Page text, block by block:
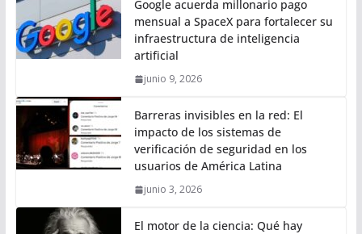
Google acuerda millonario pago
mensual a SpaceX para fortalecer su
infraestructura de inteligencia
artificial
junio 9, 2026
Barreras invisibles en la red: El
impacto de los sistemas de
verificación de seguridad en los
usuarios de América Latina
junio 3, 2026
El motor de la ciencia: Qué hay